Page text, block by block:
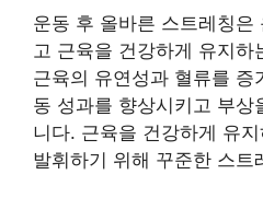
운동 후 올바른 스트레칭은
고 근육을 건강하게 유지
근육의 유연성과 혈류를 증
동 성과를 향상시키고 부상
니다. 근육을 건강하게 유
발휘하기 위해 꾸준한 스트